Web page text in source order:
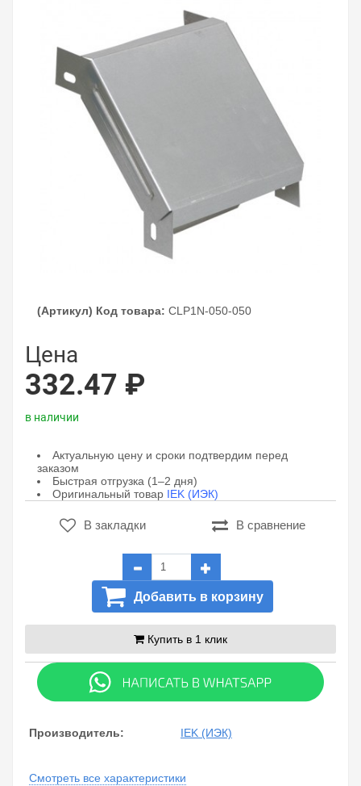
(Артикул) Код товара: CLP1N-050-050
Цена
332.47 ₽
в наличии
Актуальную цену и сроки подтвердим перед
заказом
Быстрая отгрузка (1–2 дня)
Оригинальный товар IEK (ИЭК)
В закладки В сравнение
Добавить в корзину
Купить в 1 клик
Производитель: IEK (ИЭК)
Смотреть все характеристики